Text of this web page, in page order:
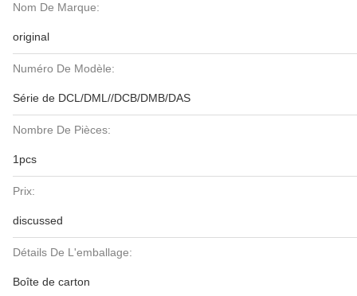
Nom De Marque:
original
Numéro De Modèle:
Série de DCL/DML//DCB/DMB/DAS
Nombre De Pièces:
1pcs
Prix:
discussed
Détails De L'emballage:
Boîte de carton